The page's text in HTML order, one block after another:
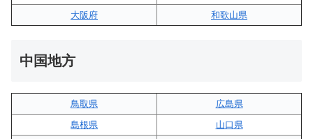
大阪府
和歌山県
中国地方
鳥取県
広島県
島根県
山口県